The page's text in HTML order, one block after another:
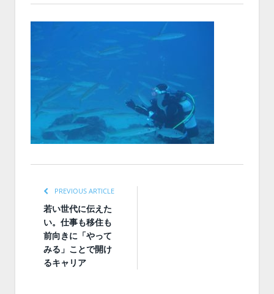
PREVIOUS ARTICLE
若い世代に伝えた
い。仕事も移住も
前向きに「やって
みる」ことで開け
るキャリア